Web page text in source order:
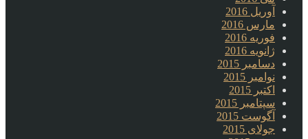
آوریل 2016
مارس 2016
فوریه 2016
ژانویه 2016
دسامبر 2015
نوامبر 2015
اکتبر 2015
سپتامبر 2015
آگوست 2015
جولای 2015